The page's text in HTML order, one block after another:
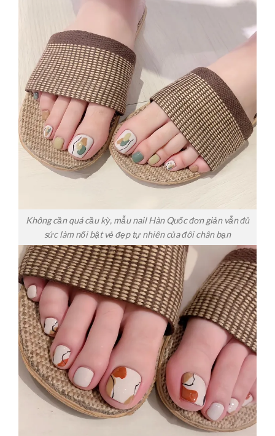
Không cần quá cầu kỳ, mẫu nail Hàn Quốc đơn giản vẫn đủ
sức làm nổi bật vẻ đẹp tự nhiên của đôi chân bạn